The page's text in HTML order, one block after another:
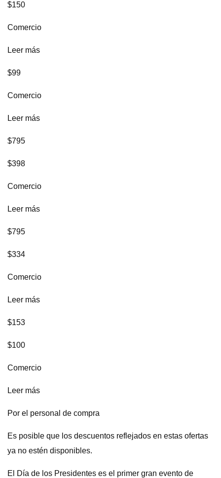
$150
Comercio
Leer más
$99
Comercio
Leer más
$795
$398
Comercio
Leer más
$795
$334
Comercio
Leer más
$153
$100
Comercio
Leer más
Por el personal de compra
Es posible que los descuentos reflejados en estas ofertas
ya no estén disponibles.
El Día de los Presidentes es el primer gran evento de